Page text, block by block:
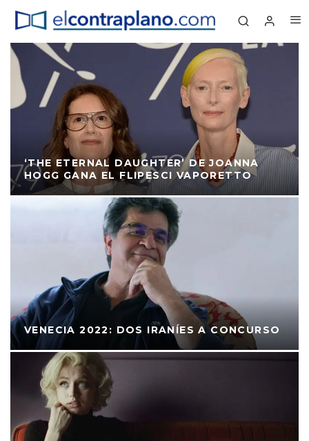
‘THE ETERNAL DAUGHTER’ DE JOANNA
HOGG GANA EL FLIPESCI VAPORETTO
VENECIA 2022: DOS IRANÍES A CONCURSO